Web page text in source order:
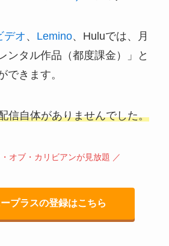
デオ 、 Lemino、Huluでは、月
ンタル作品（都度課金）」と
できます。
信自体がありませんでした。
オブ・カリビアンが見放題 ／
プラスの登録はこちら